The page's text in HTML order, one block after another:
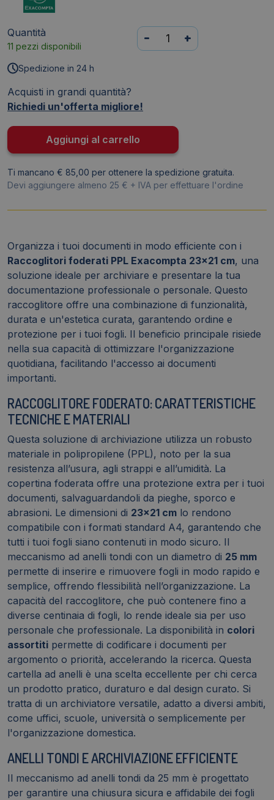
Quantità
11 pezzi disponibili
Raccoglitori
Exacompta
2
-
21x23
-
mm
4
cm
-
colori
classici
Assortiti
quantità
- +
Spedizione in 24 h
Acquisti in grandi quantità?
Richiedi un'offerta migliore!
Aggiungi al carrello
Ti mancano € 85,00 per ottenere la spedizione gratuita.
Devi aggiungere almeno 25 € + IVA per effettuare l'ordine
Organizza i tuoi documenti in modo efficiente con i
Raccoglitori foderati PPL Exacompta 23x21 cm, una
soluzione ideale per archiviare e presentare la tua
documentazione professionale o personale. Questo
raccoglitore offre una combinazione di funzionalità,
durata e un'estetica curata, garantendo ordine e
protezione per i tuoi fogli. Il beneficio principale risiede
nella sua capacità di ottimizzare l'organizzazione
quotidiana, facilitando l'accesso ai documenti
importanti.
RACCOGLITORE FODERATO: CARATTERISTICHE
TECNICHE E MATERIALI
Questa soluzione di archiviazione utilizza un robusto
materiale in polipropilene (PPL), noto per la sua
resistenza all’usura, agli strappi e all’umidità. La
copertina foderata offre una protezione extra per i tuoi
documenti, salvaguardandoli da pieghe, sporco e
abrasioni. Le dimensioni di 23x21 cm lo rendono
compatibile con i formati standard A4, garantendo che
tutti i tuoi fogli siano contenuti in modo sicuro. Il
meccanismo ad anelli tondi con un diametro di 25 mm
permette di inserire e rimuovere fogli in modo rapido e
semplice, offrendo flessibilità nell’organizzazione. La
capacità del raccoglitore, che può contenere fino a
diverse centinaia di fogli, lo rende ideale sia per uso
personale che professionale. La disponibilità in colori
assortiti permette di codificare i documenti per
argomento o priorità, accelerando la ricerca. Questa
cartella ad anelli è una scelta eccellente per chi cerca
un prodotto pratico, duraturo e dal design curato. Si
tratta di un archiviatore versatile, adatto a diversi ambiti,
come uffici, scuole, università o semplicemente per
l'organizzazione domestica.
ANELLI TONDI E ARCHIVIAZIONE EFFICIENTE
Il meccanismo ad anelli tondi da 25 mm è progettato
per garantire una chiusura sicura e affidabile dei fogli